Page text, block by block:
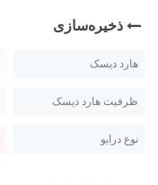
ذخیره‌سازی
هارد دیسک
ظرفیت هارد دیسک
نوع درایو